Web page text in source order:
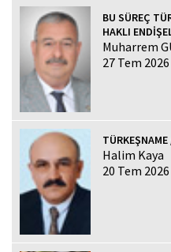
BU SÜREÇ
HAKLI
Muharrem
27 Tem 2026
Halim Kaya
20 Tem 2026